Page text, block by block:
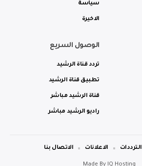
سياسة
الاخيرة
الوصول السريع
تردد قناة الرشيد
تطبيق قناة الرشيد
قناة الرشيد مباشر
راديو الرشيد مباشر
الترددات الاعلانات الاتصال بنا